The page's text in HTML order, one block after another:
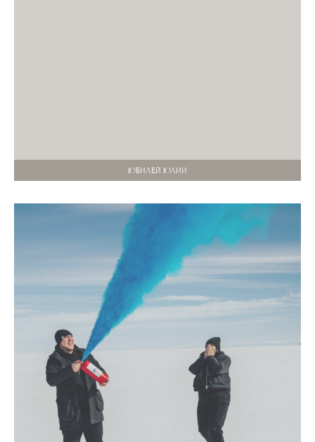
ЮБИЛЕЙ ЮЛИИ